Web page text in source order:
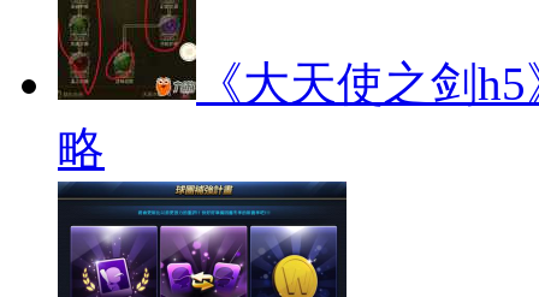
《大天使之剑
略